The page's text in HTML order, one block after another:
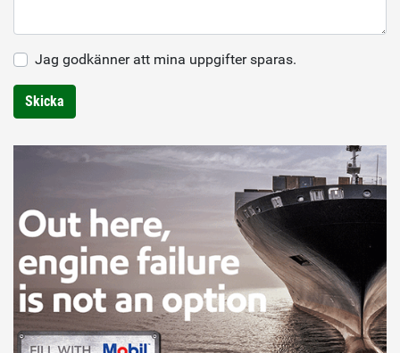
Jag godkänner att mina uppgifter sparas.
Skicka